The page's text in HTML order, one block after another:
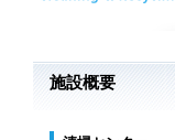
施設概要